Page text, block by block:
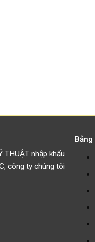
THUẬT nhập khẩu
công ty chúng tôi
Bảng